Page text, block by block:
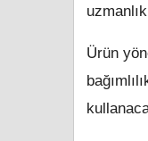
Ürün